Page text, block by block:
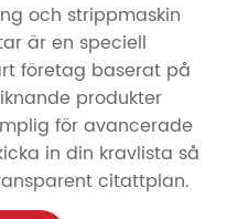
och strippmaskin
är en speciell
företag baserat på
produkter
för avancerade
in din kravlista så
citattplan.